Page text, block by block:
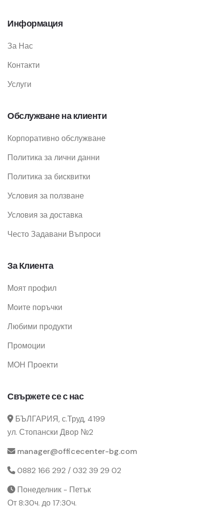
Информация
За Нас
Контакти
Услуги
Обслужване на клиенти
Корпоративно обслужване
Политика за лични данни
Политика за бисквитки
Условия за ползване
Условия за доставка
Често Задавани Въпроси
За Клиента
Моят профил
Моите поръчки
Любими продукти
Промоции
МОН Проекти
Свържете се с нас
БЪЛГАРИЯ, с.Труд, 4199
ул. Стопански Двор №2
manager@officecenter-bg.com
0882 166 292 / 032 39 29 02
Понеделник - Петък
От 8:30ч. до 17:30ч.